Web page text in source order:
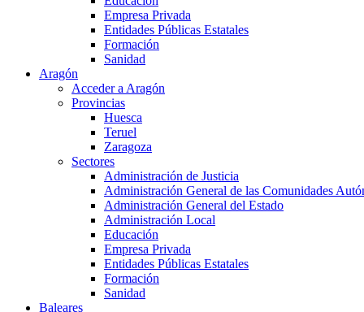
Empresa Privada
Entidades Públicas Estatales
Formación
Sanidad
Aragón
Acceder a Aragón
Provincias
Huesca
Teruel
Zaragoza
Sectores
Administración de Justicia
Administración General de las Comunidades
Administración General del Estado
Administración Local
Educación
Empresa Privada
Entidades Públicas Estatales
Formación
Sanidad
Baleares